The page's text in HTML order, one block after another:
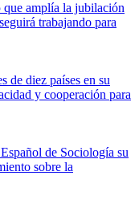
amplía la jubilación
trabajando para
de diez países en su
y cooperación para
de Sociología su
sobre la